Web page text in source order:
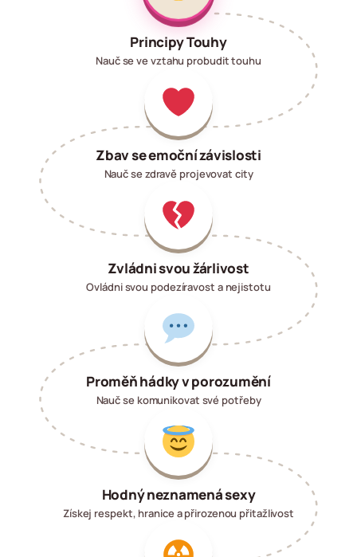
Principy Touhy
Nauč se ve vztahu probudit touhu
Zbav se emoční závislosti
Nauč se zdravě projevovat city
Zvládni svou žárlivost
Ovládni svou podezíravost a nejistotu
Proměň hádky v porozumění
Nauč se komunikovat své potřeby
Hodný neznamená sexy
Získej respekt, hranice a přirozenou přitažlivost